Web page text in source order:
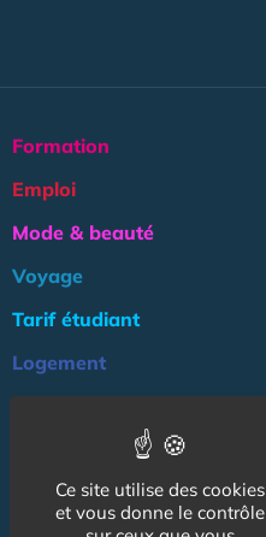
Formation
Emploi
Mode & beauté
Voyage
Tarif étudiant
Logement
Association
Ce site utilise des cookies
et vous donne le contrôle